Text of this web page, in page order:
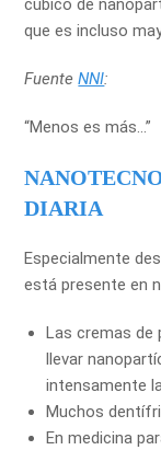
cúbico de
que es incluso
FuenteNNI:
“Menos es más…”
DIARIA
Especialmente
está presente en
Las cremas de
llevar
intensamente
Muchos
En medicina